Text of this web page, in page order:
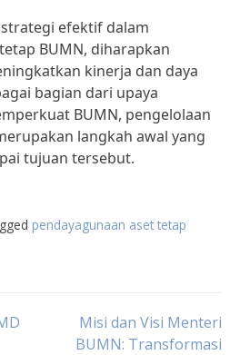
efektif dalam
BUMN, diharapkan
kinerja dan daya
bagian dari upaya
BUMN, pengelolaan
langkah awal yang
tujuan tersebut.
pendayagunaan aset tetap
Misi dan Visi Menteri
BUMN: Transformasi